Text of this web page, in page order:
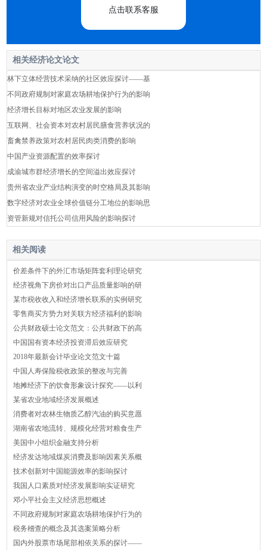
点击联系客服
相关经济论文论文
林下立体经营技术采纳的社区效应探讨——基
不同政府规制对家庭农场耕地保护行为的影响
经济增长目标对地区农业发展的影响
互联网、社会资本对农村居民膳食营养状况的
畜禽禁养政策对农村居民肉类消费的影响
中国产业资源配置的效率探讨
成渝城市群经济增长的空间溢出效应探讨
贵州省农业产业结构演变的时空格局及其影响
数字经济对农业全球价值链分工地位的影响思
资管新规对信托公司信用风险的影响探讨
相关阅读
价差条件下的外汇市场矩阵套利理论研究
经济视角下房价对出口产品质量影响的研
某市税收收入和经济增长联系的实例研究
零售商买方势力对关联方经济福利的影响
公共财政硕士论文范文：公共财政下的高
中国国有资本经济投资滞后效应研究
2018年最新会计毕业论文范文十篇
中国人寿保险税收政策的整改与完善
地摊经济下的饮食形象设计探究——以利
某省农业地域经济发展概述
消费者对农林生物质乙醇汽油的购买意愿
湖南省农地流转、规模化经营对粮食生产
美国中小组织金融支持分析
经济发达地域煤炭消费及影响因素关系概
技术创新对中国能源效率的影响探讨
我国人口素质对经济发展影响实证研究
邓小平社会主义经济思想概述
不同政府规制对家庭农场耕地保护行为的
税务稽查的概念及其选案策略分析
国内外股票市场尾部相依关系的探讨——